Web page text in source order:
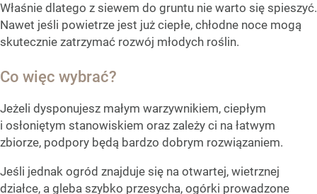
Właśnie dlatego z siewem do gruntu nie warto się spieszyć.
Nawet jeśli powietrze jest już ciepłe, chłodne noce mogą
skutecznie zatrzymać rozwój młodych roślin.
Co więc wybrać?
Jeżeli dysponujesz małym warzywnikiem, ciepłym
i osłoniętym stanowiskiem oraz zależy ci na łatwym
zbiorze, podpory będą bardzo dobrym rozwiązaniem.
Jeśli jednak ogród znajduje się na otwartej, wietrznej
działce, a gleba szybko przesycha, ogórki prowadzone